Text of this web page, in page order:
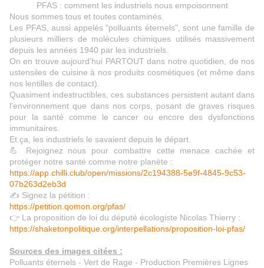
PFAS : comment les industriels nous empoisonnent
Nous sommes tous et toutes contaminés.
Les PFAS, aussi appelés "polluants éternels", sont une famille de
plusieurs milliers de molécules chimiques utilisés massivement
depuis les années 1940 par les industriels.
On en trouve aujourd'hui PARTOUT dans notre quotidien, de nos
ustensiles de cuisine à nos produits cosmétiques (et même dans
nos lentilles de contact).
Quasiment indestructibles, ces substances persistent autant dans
l'environnement que dans nos corps, posant de graves risques
pour la santé comme le cancer ou encore des dysfonctions
immunitaires.
Et ça, les industriels le savaient depuis le départ.
💪 Rejoignez nous pour combattre cette menace cachée et
protéger notre santé comme notre planète :
https://app.chilli.club/open/missions/2c194388-5e9f-4845-9c53-
07b263d2eb3d
✍️ Signez la pétition :
https://petition.qomon.org/pfas/
👉 La proposition de loi du député écologiste Nicolas Thierry :
https://shaketonpolitique.org/interpellations/proposition-loi-pfas/
Sources des images citées :
Polluants éternels - Vert de Rage - Production Premières Lignes